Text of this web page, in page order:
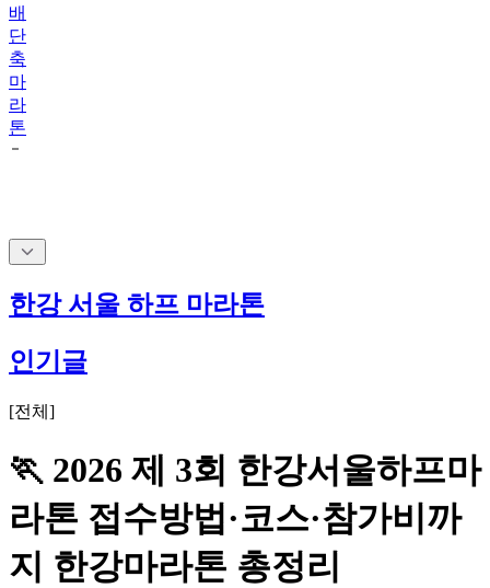
배
단
축
마
라
톤
한강 서울 하프 마라톤
인기글
[전체 ]
🏃 2026 제 3회 한강서울하프마
라톤 접수방법·코스·참가비까
지 한강마라톤 총정리